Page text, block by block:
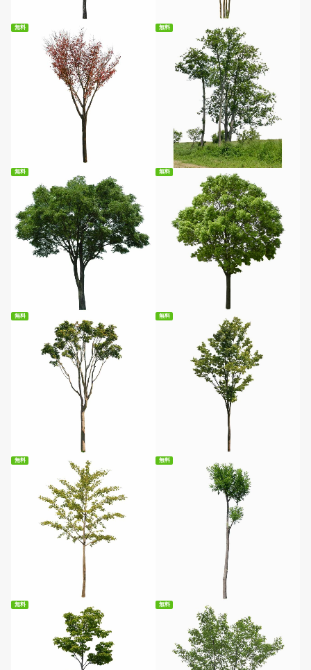
無料
無料ダウンロード
無料
無料ダウンロード
無料
無料ダウンロード
無料
無料ダウンロード
無料
無料ダウンロード
無料
無料ダウンロード
無料
無料ダウンロード
無料
無料ダウンロード
無料 無料